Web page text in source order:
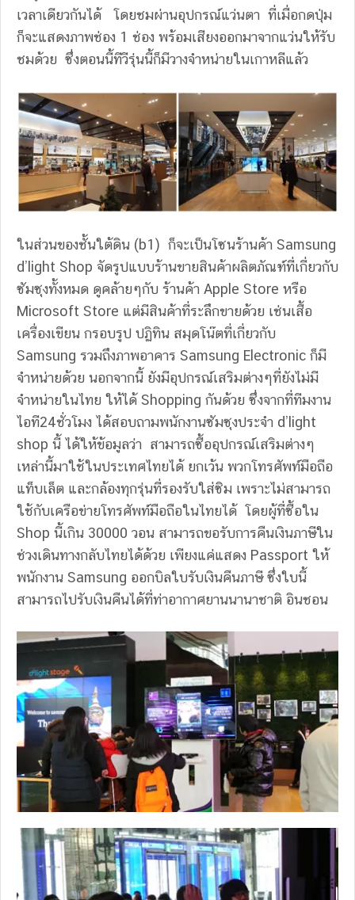
เวลาเดียวกันได้ โดยชมผ่านอุปกรณ์แว่นตา ที่เมื่อกดปุ่ม
ก็จะแสดงภาพช่อง 1 ช่อง พร้อมเสียงออกมาจากแว่นให้รับ
ชมด้วย ซึ่งตอนนี้ทีวีรุ่นนี้ก็มีวางจำหน่ายในเกาหลีแล้ว
ในส่วนของชั้นใต้ดิน (b1) ก็จะเป็นโซนร้านค้า Samsung
d’light Shop จัดรูปแบบร้านขายสินค้าผลิตภัณฑ์ที่เกี่ยวกับ
ซัมซุงทั้งหมด ดูคล้ายๆกับ ร้านค้า Apple Store หรือ
Microsoft Store แต่มีสินค้าที่ระลึกขายด้วย เช่นเสื้อ
เครื่องเขียน กรอบรูป ปฏิทิน สมุดโน๊ตที่เกี่ยวกับ
Samsung รวมถึงภาพอาคาร Samsung Electronic ก็มี
จำหน่ายด้วย นอกจากนี้ ยังมีอุปกรณ์เสริมต่างๆที่ยังไม่มี
จำหน่ายในไทย ให้ได้ Shopping กันด้วย ซึ่งจากที่ทีมงาน
ไอที24ชั่วโมง ได้สอบถามพนักงานซัมซุงประจำ d’light
shop นี้ ได้ให้ข้อมูลว่า สามารถซื้ออุปกรณ์เสริมต่างๆ
เหล่านี้มาใช้ในประเทศไทยได้ ยกเว้น พวกโทรศัพท์มือถือ
แท็บเล็ต และกล้องทุกรุ่นที่รองรับใส่ซิม เพราะไม่สามารถ
ใช้กับเครือข่ายโทรศัพท์มือถือในไทยได้ โดยผู้ที่ซื้อใน
Shop นี้เกิน 30000 วอน สามารถขอรับการคืนเงินภาษีใน
ช่วงเดินทางกลับไทยได้ด้วย เพียงแค่แสดง Passport ให้
พนักงาน Samsung ออกบิลใบรับเงินคืนภาษี ซึ่งใบนี้
สามารถไปรับเงินคืนได้ที่ท่าอากาศยานนานาชาติ อินชอน